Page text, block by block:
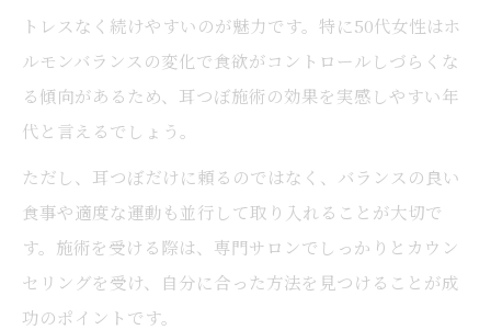
トレスなく続けやすいのが魅力です。特に50代女性はホ
ルモンバランスの変化で食欲がコントロールしづらくな
る傾向があるため、耳つぼ施術の効果を実感しやすい年
代と言えるでしょう。
ただし、耳つぼだけに頼るのではなく、バランスの良い
食事や適度な運動も並行して取り入れることが大切で
す。施術を受ける際は、専門サロンでしっかりとカウン
セリングを受け、自分に合った方法を見つけることが成
功のポイントです。